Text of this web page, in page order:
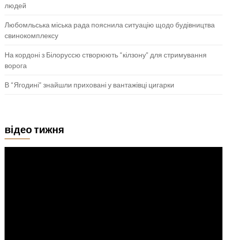
людей
Любомльська міська рада пояснила ситуацію щодо будівництва
свинокомплексу
На кордоні з Білоруссю створюють “кілзону” для стримування
ворога
В “Ягодині” знайшли приховані у вантажівці цигарки
відео тижня